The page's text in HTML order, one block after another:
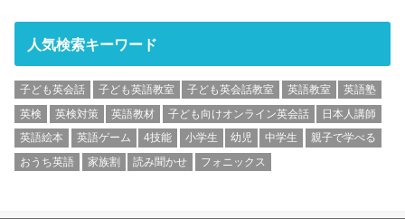
人気検索キーワード
子ども英会話 子ども英語教室 子ども英会話教室 英語教室
英語塾
英検
英検対策 英語教材 子ども向けオンライン英会話
日本人講師
英語絵本
英語ゲーム 4技能 小学生 幼児 中学生
親子で学べる
おうち英語
家族割 読み聞かせ フォニックス